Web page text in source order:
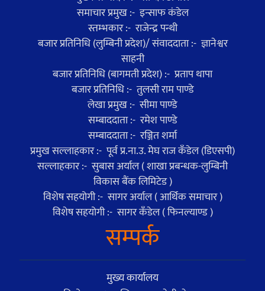
समाचार प्रमुख :- इन्साफ कंडेल
स्तम्भकार :- राजेन्द्र पन्थी
बजार प्रतिनिधि (लुम्बिनी प्रदेश)/ संवाददाता :- ज्ञानेश्वर
साहनी
बजार प्रतिनिधि (बागमती प्रदेश) :- प्रताप थापा
बजार प्रतिनिधि :- तुलसी राम पाण्डे
लेखा प्रमुख :- सीमा पाण्डे
सम्बाददाता :- रमेश पाण्डे
सम्बाददाता :- रञ्जित शर्मा
प्रमुख सल्लाहकार :- पूर्व प्र.ना.उ. मेघ राज कँडेल (डिएसपी)
सल्लाहकार :- सुबास अर्याल ( शाखा प्रबन्धक-लुम्बिनी
विकास बैंक लिमिटेड )
विशेष सहयोगी :- सागर अर्याल ( आर्थिक समाचार )
विशेष सहयोगी :- सागर कँडेल ( फिनल्याण्ड )
सम्पर्क
मुख्य कार्यालय